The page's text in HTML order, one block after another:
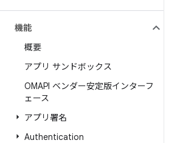
機能
概要
アプリ サンドボックス
OMAPI ベンダー安定版インターフ
ェース
アプリ署名
Authentication